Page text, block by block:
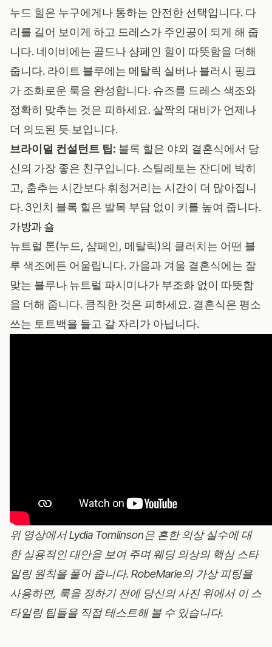
누드 힐은 누구에게나 통하는 안전한 선택입니다. 다
리를 길어 보이게 하고 드레스가 주인공이 되게 해 줍
니다. 네이비에는 골드나 샴페인 힐이 따뜻함을 더해
줍니다. 라이트 블루에는 메탈릭 실버나 블러시 핑크
가 조화로운 룩을 완성합니다. 슈즈를 드레스 색조와
정확히 맞추는 것은 피하세요. 살짝의 대비가 언제나
더 의도된 듯 보입니다.
브라이덜 컨설턴트 팁: 블록 힐은 야외 결혼식에서 당
신의 가장 좋은 친구입니다. 스틸레토는 잔디에 박히
고, 춤추는 시간보다 휘청거리는 시간이 더 많아집니
다. 3인치 블록 힐은 발목 부담 없이 키를 높여 줍니다.
가방과 숄
뉴트럴 톤(누드, 샴페인, 메탈릭)의 클러치는 어떤 블
루 색조에든 어울립니다. 가을과 겨울 결혼식에는 잘
맞는 블루나 뉴트럴 파시미나가 부조화 없이 따뜻함
을 더해 줍니다. 큼직한 것은 피하세요. 결혼식은 평소
쓰는 토트백을 들고 갈 자리가 아닙니다.
위 영상에서 Lydia Tomlinson은 흔한 의상 실수에 대
한 실용적인 대안을 보여 주며 웨딩 의상의 핵심 스타
일링 원칙을 풀어 줍니다. RobeMarie의 가상 피팅을
사용하면, 룩을 정하기 전에 당신의 사진 위에서 이 스
타일링 팁들을 직접 테스트해 볼 수 있습니다.